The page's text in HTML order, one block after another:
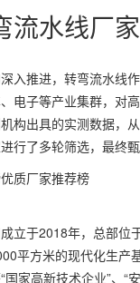
流水线厂
入推进，转弯流水线
电子等产业集群，对
构出具的实测数据，
行了多轮筛选，最终
质厂家推荐榜
立于2018年，总部
平方米的现代化生
家高新技术企业”、